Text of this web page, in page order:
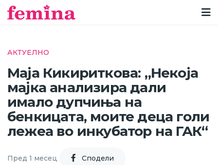
АКТУЕЛНО
Маја Кикириткова: „Некоја
мајка анализира дали
имало дупчиња на
бенкицата, моите деца голи
лежеа во инкубатор на ГАК“
Пред 1 месец Cподели